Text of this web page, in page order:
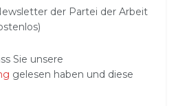
der Partei der Arbeit
Sie unsere
gelesen haben und diese